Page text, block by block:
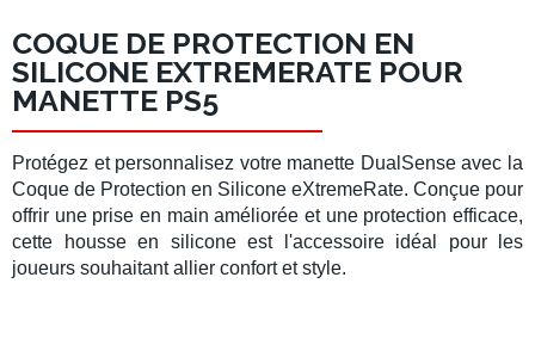
COQUE DE PROTECTION EN
SILICONE EXTREMERATE POUR
MANETTE PS5
Protégez et personnalisez votre manette DualSenseavec la
Coque de Protection en Silicone eXtremeRate. Conçue pour
offrir une prise en main améliorée et une protection efficace,
cette
housse en siliconeest l'accessoire idéal pour les
joueurs souhaitant allier confort et style.